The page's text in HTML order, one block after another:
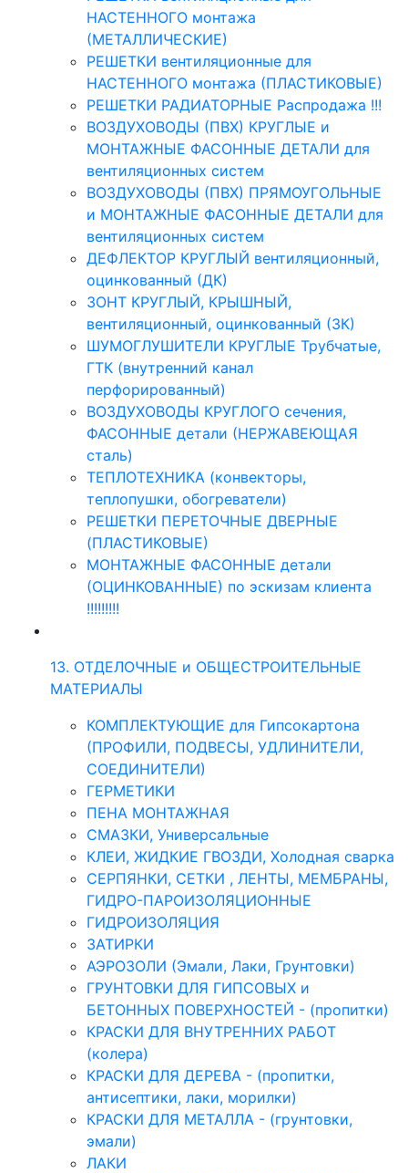
НАСТЕННОГО монтажа
(МЕТАЛЛИЧЕСКИЕ)
РЕШЕТКИ вентиляционные для
НАСТЕННОГО монтажа (ПЛАСТИКОВЫЕ)
РЕШЕТКИ РАДИАТОРНЫЕ Распродажа !!!
ВОЗДУХОВОДЫ (ПВХ) КРУГЛЫЕ и
МОНТАЖНЫЕ ФАСОННЫЕ ДЕТАЛИ для
вентиляционных систем
ВОЗДУХОВОДЫ (ПВХ) ПРЯМОУГОЛЬНЫЕ
и МОНТАЖНЫЕ ФАСОННЫЕ ДЕТАЛИ для
вентиляционных систем
ДЕФЛЕКТОР КРУГЛЫЙ вентиляционный,
оцинкованный (ДК)
ЗОНТ КРУГЛЫЙ, КРЫШНЫЙ,
вентиляционный, оцинкованный (ЗК)
ШУМОГЛУШИТЕЛИ КРУГЛЫЕ Трубчатые,
ГТК (внутренний канал
перфорированный)
ВОЗДУХОВОДЫ КРУГЛОГО сечения,
ФАСОННЫЕ детали (НЕРЖАВЕЮЩАЯ
сталь)
ТЕПЛОТЕХНИКА (конвекторы,
теплопушки, обогреватели)
РЕШЕТКИ ПЕРЕТОЧНЫЕ ДВЕРНЫЕ
(ПЛАСТИКОВЫЕ)
МОНТАЖНЫЕ ФАСОННЫЕ детали
(ОЦИНКОВАННЫЕ) по эскизам клиента
!!!!!!!!!
13. ОТДЕЛОЧНЫЕ и ОБЩЕСТРОИТЕЛЬНЫЕ
МАТЕРИАЛЫ
КОМПЛЕКТУЮЩИЕ для Гипсокартона
(ПРОФИЛИ, ПОДВЕСЫ, УДЛИНИТЕЛИ,
СОЕДИНИТЕЛИ)
ГЕРМЕТИКИ
ПЕНА МОНТАЖНАЯ
СМАЗКИ, Универсальные
КЛЕИ, ЖИДКИЕ ГВОЗДИ, Холодная сварка
СЕРПЯНКИ, СЕТКИ , ЛЕНТЫ, МЕМБРАНЫ,
ГИДРО-ПАРОИЗОЛЯЦИОННЫЕ
ГИДРОИЗОЛЯЦИЯ
ЗАТИРКИ
АЭРОЗОЛИ (Эмали, Лаки, Грунтовки)
ГРУНТОВКИ ДЛЯ ГИПСОВЫХ и
БЕТОННЫХ ПОВЕРХНОСТЕЙ - (пропитки)
КРАСКИ ДЛЯ ВНУТРЕННИХ РАБОТ
(колера)
КРАСКИ ДЛЯ ДЕРЕВА - (пропитки,
антисептики, лаки, морилки)
КРАСКИ ДЛЯ МЕТАЛЛА - (грунтовки,
эмали)
ЛАКИ